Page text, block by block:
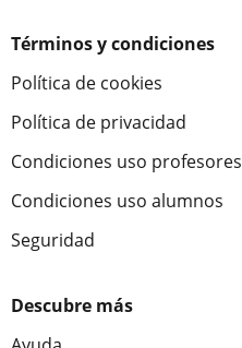
Términos y condiciones
Política de cookies
Política de privacidad
Condiciones uso profesores
Condiciones uso alumnos
Seguridad
Descubre más